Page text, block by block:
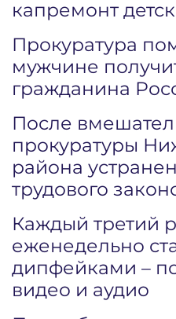
капремонт
Прокуратура
мужчине
гражданина
После
прокуратуры
района
трудового
Каждый третий
еженедельно
дипфейками –
видео и аудио